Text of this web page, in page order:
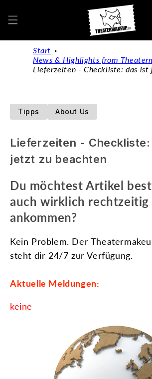
content
Start
News & Highlights from
Lieferzeiten - Checkliste: das
Tipps About Us
Lieferzeiten -
jetzt zu beachten
Du möchtest Artikel
auch wirklich rechtzeitig
ankommen?
Kein Problem. Der
steht dir 24/7 zur Verfügung.
Aktuelle Meldungen:
keine